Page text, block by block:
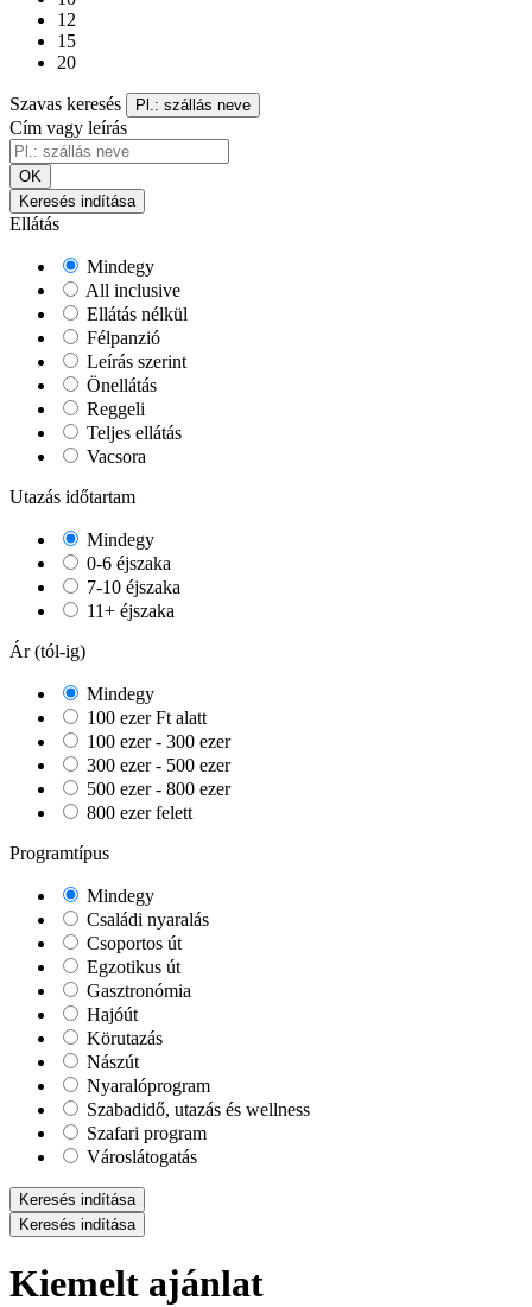
12
15
20
Szavas keresés Pl.: szállás neve
Cím vagy leírás
OK
Keresés indítása
Ellátás
Mindegy
All inclusive
Ellátás nélkül
Félpanzió
Leírás szerint
Önellátás
Reggeli
Teljes ellátás
Vacsora
Utazás időtartam
Mindegy
0-6 éjszaka
7-10 éjszaka
11+ éjszaka
Ár (tól-ig)
Mindegy
100 ezer Ft alatt
100 ezer - 300 ezer
300 ezer - 500 ezer
500 ezer - 800 ezer
800 ezer felett
Programtípus
Mindegy
Családi nyaralás
Csoportos út
Egzotikus út
Gasztronómia
Hajóút
Körutazás
Nászút
Nyaralóprogram
Szabadidő, utazás és wellness
Szafari program
Városlátogatás
Keresés indítása
Keresés indítása
Kiemelt ajánlat